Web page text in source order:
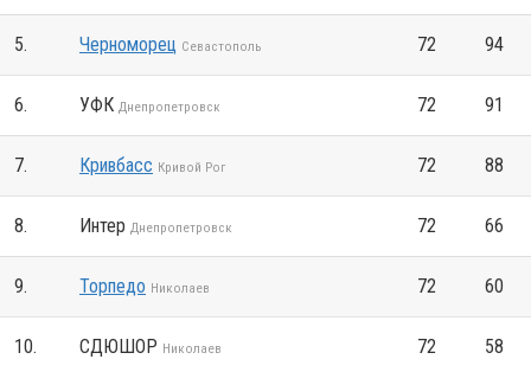
5. Черноморец Севастополь 72 94
6. УФК Днепропетровск 72 91
7. Кривбасс Кривой Рог 72 88
8. Интер Днепропетровск 72 66
9. Торпедо Николаев 72 60
10. СДЮШОР Николаев 72 58